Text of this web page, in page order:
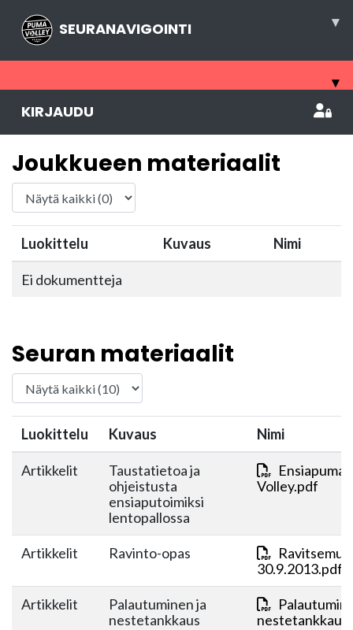
SEURANAVIGOINTI ▾
▾
KIRJAUDU
Joukkueen materiaalit
Luokittelu Kuvaus Nimi
Ei dokumentteja
Seuran materiaalit
Luokittelu Kuvaus Nimi
Artikkelit
Taustatietoa ja
ohjeistusta
ensiaputoimiksi
lentopallossa
Volley.pdf
Artikkelit Ravinto-opas
30.9.2013.pdf
Artikkelit
Palautuminen ja
nestetankkaus